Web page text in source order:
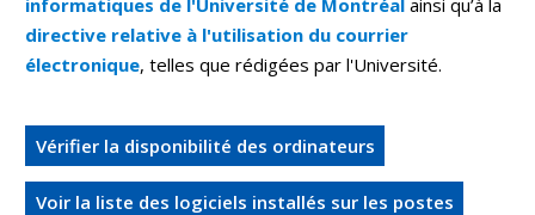
informatiques de l'Université de Montréal ainsi qu’à la
directive relative à l'utilisation du courrier
électronique, telles que rédigées par l'Université.
Vérifier la disponibilité des ordinateurs
Voir la liste des logiciels installés sur les postes